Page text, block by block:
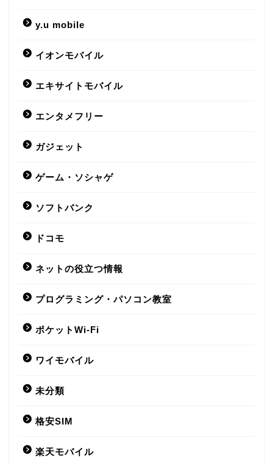
y.u mobile
イオンモバイル
エキサイトモバイル
エンタメフリー
ガジェット
ゲーム・ソシャゲ
ソフトバンク
ドコモ
ネットの役立つ情報
プログラミング・パソコン教室
ポケットWi-Fi
ワイモバイル
未分類
格安SIM
楽天モバイル